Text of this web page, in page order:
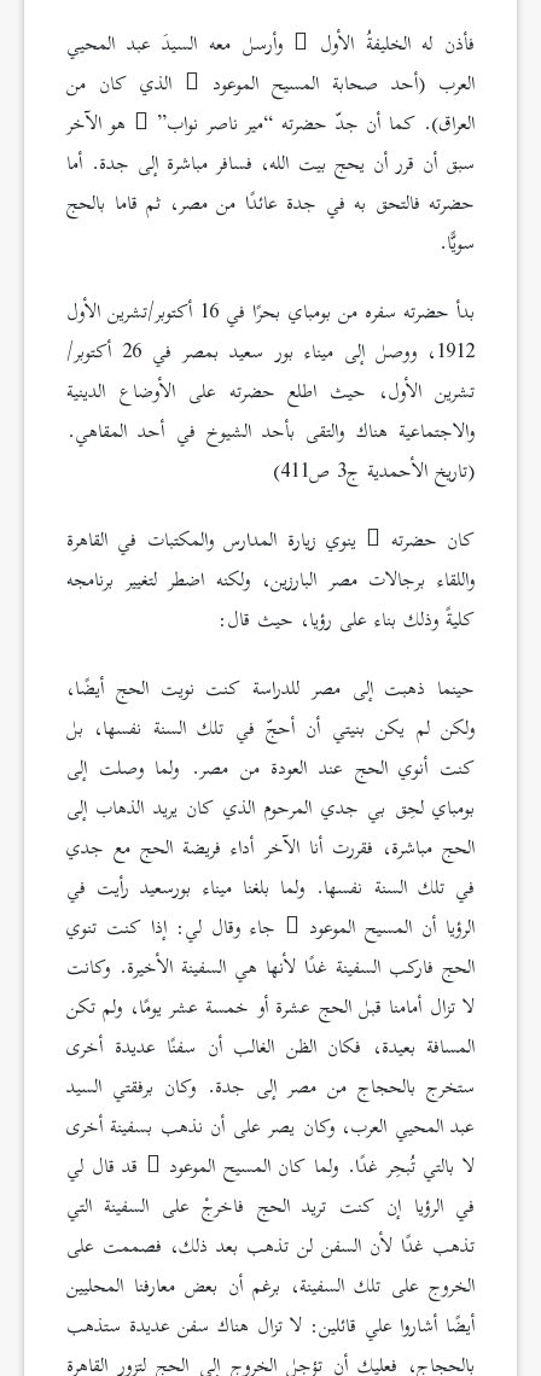
فأذن له الخليفةُ الأول
وأرسل معه السيدَ عبد المحيي
العرب (أحد صحابة المسيح الموعود
الذي كان من
العراق). كما أن جدّ حضرته “مير ناصر نواب”
هو الآخر
سبق أن قرر أن يحج بيت الله، فسافر مباشرة إلى جدة. أما
حضرته فالتحق به في جدة عائدًا من مصر، ثم قاما بالحج
سويًّا.
بدأ حضرته سفره من بومباي بحرًا في 16 أكتوبر/تشرين الأول
1912، ووصل إلى ميناء بور سعيد بمصر في 26 أكتوبر/
تشرين الأول، حيث اطلع حضرته على الأوضاع الدينية
والاجتماعية هناك والتقى بأحد الشيوخ في أحد المقاهي.
(تاريخ الأحمدية ج3 ص411)
كان حضرته
ينوي زيارة المدارس والمكتبات في القاهرة
واللقاء برجالات مصر البارزين، ولكنه اضطر لتغيير برنامجه
كليةً وذلك بناء على رؤيا، حيث قال:
حينما ذهبت إلى مصر للدراسة كنت نويت الحج أيضًا،
ولكن لم يكن بنيتي أن أحجّ في تلك السنة نفسها، بل
كنت أنوي الحج عند العودة من مصر. ولما وصلت إلى
بومباي لحِق بي جدي المرحوم الذي كان يريد الذهاب إلى
الحج مباشرة، فقررت أنا الآخر أداء فريضة الحج مع جدي
في تلك السنة نفسها. ولما بلغنا ميناء بورسعيد رأيت في
الرؤيا أن المسيح الموعود
جاء وقال لي: إذا كنت تنوي
الحج فاركب السفينة غدًا لأنها هي السفينة الأخيرة. وكانت
لا تزال أمامنا قبل الحج عشرة أو خمسة عشر يومًا، ولم تكن
المسافة بعيدة، فكان الظن الغالب أن سفنًا عديدة أخرى
ستخرج بالحجاج من مصر إلى جدة. وكان برفقتي السيد
عبد المحيي العرب، وكان يصر على أن نذهب بسفينة أخرى
لا بالتي تُبحِر غدًا. ولما كان المسيح الموعود
قد قال لي
في الرؤيا إن كنت تريد الحج فاخرجْ على السفينة التي
تذهب غدًا لأن السفن لن تذهب بعد ذلك، فصممت على
الخروج على تلك السفينة، برغم أن بعض معارفنا المحليين
أيضًا أشاروا علي قائلين: لا تزال هناك سفن عديدة ستذهب
بالحجاج، فعليك أن تؤجل الخروج إلى الحج لتزور القاهرة